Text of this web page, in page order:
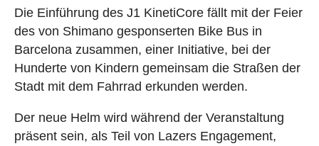
Die Einführung des J1 KinetiCore fällt mit der Feier
des von Shimano gesponserten Bike Bus in
Barcelona zusammen, einer Initiative, bei der
Hunderte von Kindern gemeinsam die Straßen der
Stadt mit dem Fahrrad erkunden werden.
Der neue Helm wird während der Veranstaltung
präsent sein, als Teil von Lazers Engagement,